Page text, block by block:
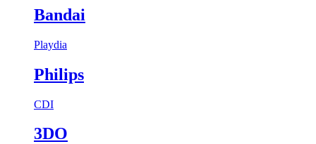
Bandai
Playdia
Philips
CDI
3DO